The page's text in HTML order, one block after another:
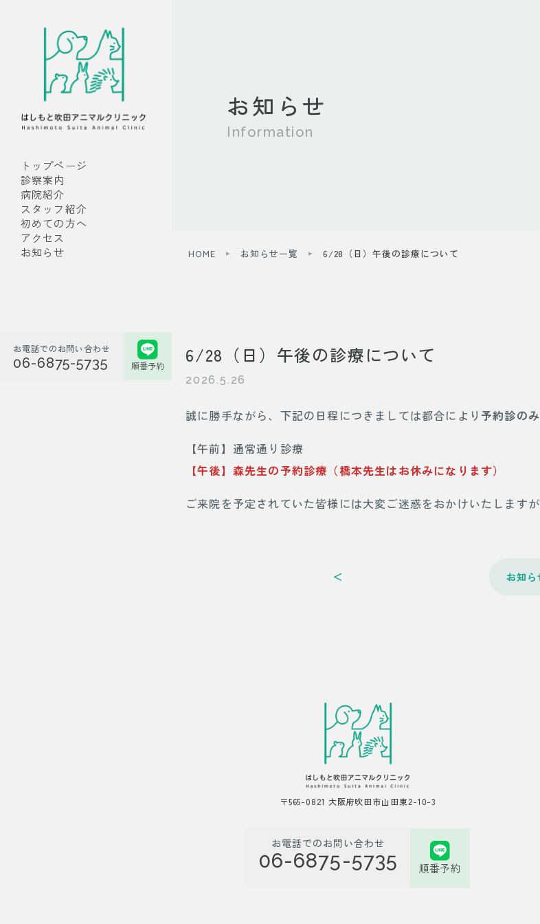
トップページ
診察案内
病院紹介
スタッフ紹介
初めての方へ
アクセス
お知らせ
お電話でのお問い合わせ
06-6875-5735 順番予約
お知らせ
Information
HOME お知らせ一覧 6/28（日）午後の診療について
6/28（日）午後の診療について
2026.5.26
誠に勝手ながら、下記の日程につきましては都合により予約診のみ
【午前】通常通り診療
【午後】森先生の予約診療（橋本先生はお休みになります）
ご来院を予定されていた皆様には大変ご迷惑をおかけいたします
＜ お知
〒565-0821 大阪府吹田市山田東2-10-3
お電話でのお問い合わせ
06-6875-5735 順番予約